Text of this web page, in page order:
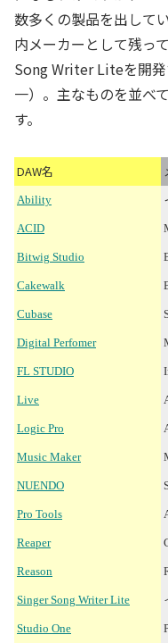
数多くの製品を出して
内メーカーとして残っ
Song Writer Liteを開
一）。主なものを並べ
す。
DAW名
Ability
ACID
Bitwig Studio
Cakewalk
Cubase
Digital Perfomer
FL STUDIO
Live
Logic Pro
Music Maker
NUENDO
Pro Tools
Reaper
Reason
Singer Song Writer Lite
Studio One